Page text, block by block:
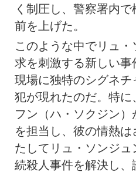
く制圧し、警察署内
前を上げた。
このような中でリュ
求を刺激する新しい
現場に独特のシグネチ
犯が現れたのだ。特
フン（ハ・ソクジン）
を担当し、彼の情熱
たしてリュ・ソンジ
続殺人事件を解決し、